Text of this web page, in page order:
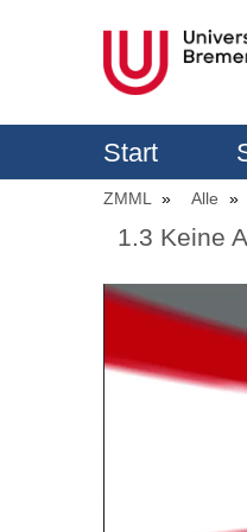
Start
ZMML Alle
1.3 Keine